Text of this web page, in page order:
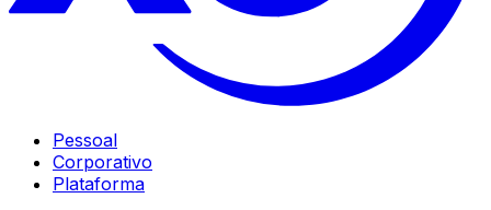
Pessoal
Corporativo
Plataforma